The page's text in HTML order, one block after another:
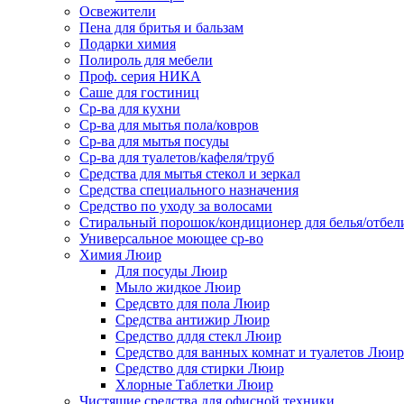
Освежители
Пена для бритья и бальзам
Подарки химия
Полироль для мебели
Проф. серия НИКА
Саше для гостиниц
Ср-ва для кухни
Ср-ва для мытья пола/ковров
Ср-ва для мытья посуды
Ср-ва для туалетов/кафеля/труб
Средства для мытья стекол и зеркал
Средства специального назначения
Средство по уходу за волосами
Стиральный порошок/кондиционер для белья/
Универсальное моющее ср-во
Химия Люир
Для посуды Люир
Мыло жидкое Люир
Средсвто для пола Люир
Средства антижир Люир
Средство длдя стекл Люир
Средство для ванных комнат и туалетов Люир
Средство для стирки Люир
Хлорные Таблетки Люир
Чистящие средства для офисной техники